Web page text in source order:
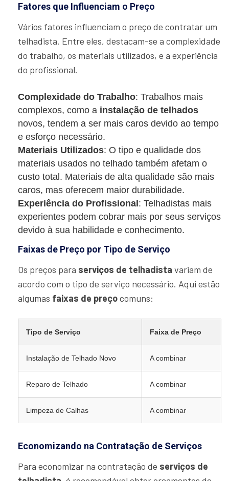
Fatores que Influenciam o Preço
Vários fatores influenciam o preço de contratar um
telhadista. Entre eles, destacam-se a complexidade
do trabalho, os materiais utilizados, e a experiência
do profissional.
Complexidade do Trabalho: Trabalhos mais
complexos, como a instalação de telhados
novos, tendem a ser mais caros devido ao tempo
e esforço necessário.
Materiais Utilizados: O tipo e qualidade dos
materiais usados no telhado também afetam o
custo total. Materiais de alta qualidade são mais
caros, mas oferecem maior durabilidade.
Experiência do Profissional: Telhadistas mais
experientes podem cobrar mais por seus serviços
devido à sua habilidade e conhecimento.
Faixas de Preço por Tipo de Serviço
Os preços para serviços de telhadista variam de
acordo com o tipo de serviço necessário. Aqui estão
algumas faixas de preçocomuns:
Tipo de Serviço Faixa de Preço
Instalação de Telhado Novo A combinar
Reparo de Telhado A combinar
Limpeza de Calhas A combinar
Economizando na Contratação de Serviços
Para economizar na contratação de serviços de